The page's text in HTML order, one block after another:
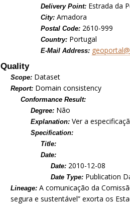
Delivery Point: Estrada da
City:Amadora
Postal Code: 2610-999
Country: Portugal
E-Mail Address:
Quality
Scope: Dataset
Report: Domain consistency
Conformance Result:
Degree: Não
Explanation:Ver a
Specification:
Title:
Date:
Date: 2010-12-08
Date Type: Publication
Lineage:A comunicação da
segura e sustentável” exorta os